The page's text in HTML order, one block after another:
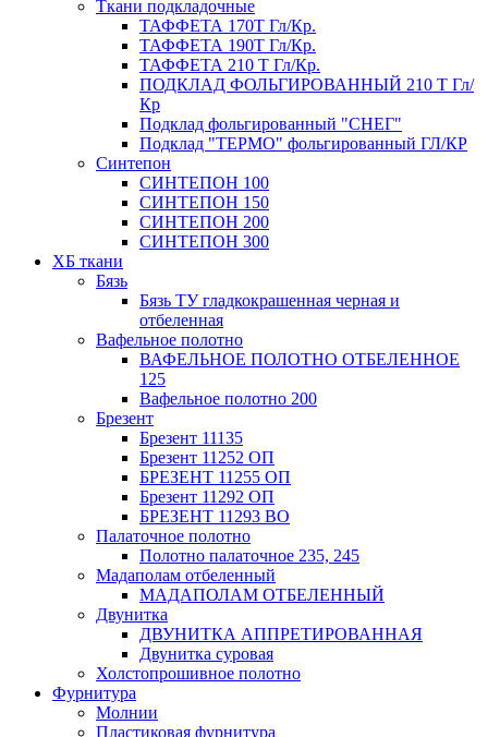
Ткани подкладочные
ТАФФЕТА 170Т Гл/Кр.
ТАФФЕТА 190Т Гл/Кр.
ТАФФЕТА 210 Т Гл/Кр.
ПОДКЛАД ФОЛЬГИРОВАННЫЙ 210 Т Гл/
Кр
Подклад фольгированный "СНЕГ"
Подклад "ТЕРМО" фольгированный ГЛ/КР
Синтепон
СИНТЕПОН 100
СИНТЕПОН 150
СИНТЕПОН 200
СИНТЕПОН 300
ХБ ткани
Бязь
Бязь ТУ гладкокрашенная черная и
отбеленная
Вафельное полотно
ВАФЕЛЬНОЕ ПОЛОТНО ОТБЕЛЕННОЕ
125
Вафельное полотно 200
Брезент
Брезент 11135
Брезент 11252 ОП
БРЕЗЕНТ 11255 ОП
Брезент 11292 ОП
БРЕЗЕНТ 11293 ВО
Палаточное полотно
Полотно палаточное 235, 245
Мадаполам отбеленный
МАДАПОЛАМ ОТБЕЛЕННЫЙ
Двунитка
ДВУНИТКА АППРЕТИРОВАННАЯ
Двунитка суровая
Холстопрошивное полотно
Фурнитура
Молнии
Пластиковая фурнитура